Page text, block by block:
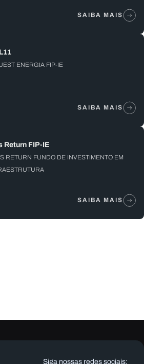
SAIBA MAIS
ENERGIA FIP-IE
SAIBA MAIS
Return FIP-IE
RETURN FUNDO DE INVESTIMENTO EM
SAIBA MAIS
Siga nossas redes sociais: